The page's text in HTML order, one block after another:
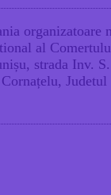
organizatoare
al
strada Inv.